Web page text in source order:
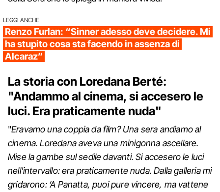
LEGGI ANCHE
Renzo Furlan: “Sinner adesso deve decidere. Mi
ha stupito cosa sta facendo in assenza di
Alcaraz”
La storia con Loredana Berté:
"Andammo al cinema, si accesero le
luci. Era praticamente nuda"
"Eravamo una coppia da film? Una sera andiamo al
cinema. Loredana aveva una minigonna ascellare.
Mise la gambe sul sedile davanti. Si accesero le luci
nell'intervallo: era praticamente nuda. Dalla galleria mi
gridarono: ‘A Panatta, puoi pure vincere, ma vattene